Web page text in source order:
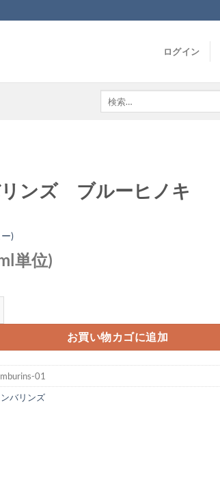
ログイン
ンズ ブルーヒノキ
)
単位)
お買い物カゴに追加
01
バリンズ